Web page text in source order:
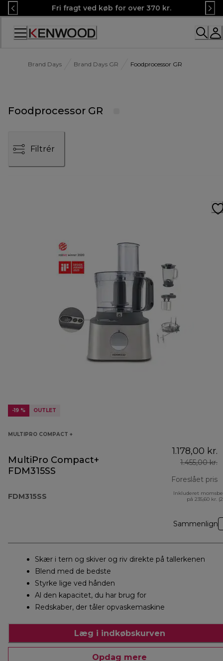
Skip
to
Content
Fri fragt ved køb for over 370 kr.
Brand Days Brand Days GR Foodprocessor GR
Foodprocessor GR
Filtrér
-19 % OUTLET
MULTIPRO COMPACT +
MultiPro Compact+
FDM315SS
FDM315SS
1.178,00 kr.
1.455,00 kr.
Foreslået pris
Inkluderet
på 235,60 kr.
Sammenlign
Skær i tern og skiver og riv direkte på tallerkenen
Blend med de bedste
Styrke lige ved hånden
Al den kapacitet, du har brug for
Redskaber, der tåler opvaskemaskine
Læg i indkøbskurven
Opdag mere